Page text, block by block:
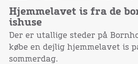
Hjemmelavet is fra de
ishuse
Der er utallige steder på
købe en dejlig hjemmelavet is
sommerdag.